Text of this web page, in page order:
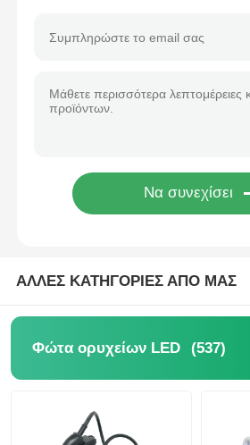
ΑΛΛΕΣ ΚΑΤΗΓΟΡΙΕΣ ΑΠΟ ΜΑΣ
Φώτα ορυχείων LED (537)